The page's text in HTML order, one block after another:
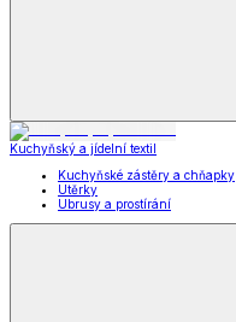
Kuchyňský a jídelní textil
Kuchyňské zástěry a chňapky
Utěrky
Ubrusy a prostírání